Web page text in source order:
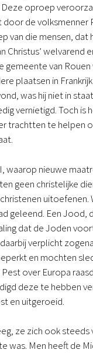
oproep
de volksmenner
van die mensen, dat
welvarend
gemeente van
plaatsen in
was hij niet in
vernietigd. Toch is
trachtten te helpen
waarop nieuwe
geen christelijke
uitoefenen.
geleend. Een Jood,
dat de Joden
verplicht
en mochten
over Europa
deze te hebben
en uitgeroeid.
ze zich ook steeds
was. Men heeft de